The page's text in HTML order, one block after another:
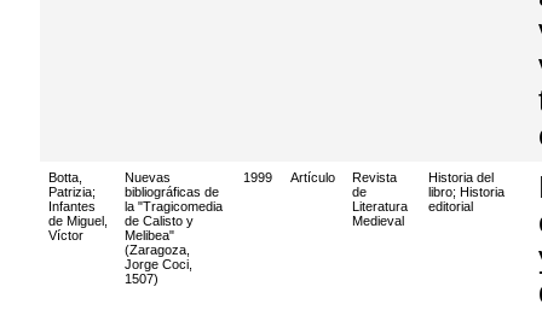
Botta,
Patrizia;
Infantes
de Miguel,
Víctor
Nuevas
bibliográficas de
la "Tragicomedia
de Calisto y
Melibea"
(Zaragoza,
Jorge Coci,
1507)
1999 Artículo
Revista
de
Literatura
Medieval
Historia del
libro; Historia
editorial